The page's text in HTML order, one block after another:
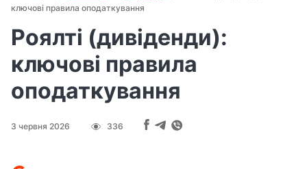
ключові правила оподаткування
Роялті (дивіденди):
ключові правила
оподаткування
3 червня 2026 336